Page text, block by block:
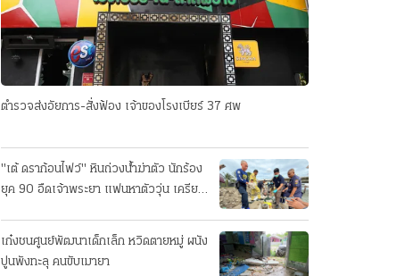
ตำรวจส่งอัยการ-สั่งฟ้อง เจ้าของโรงเบียร์ 37 ศพ
"เต้ ดราก้อนไฟว์" หินถ่วงน้ำฆ่าตัว นักร้อง
ยุค 90 อืดเจ้าพระยา แฟนหาตัววุ่น เครียด
เก๋งชนศูนย์พัฒนาเด็กเล็ก หวิดตายหมู่ ผนัง
ปูนพังทะลุ คนขับเมายา